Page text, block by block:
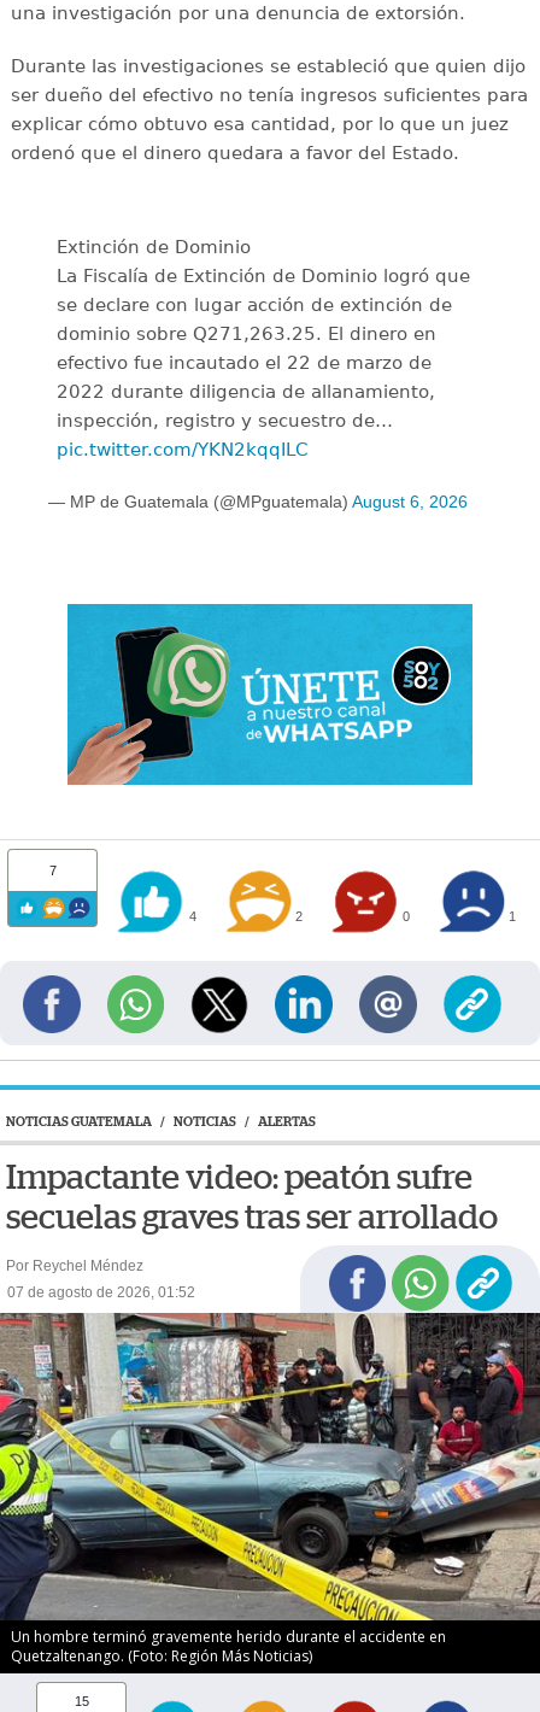
una investigación por una denuncia de extorsión.
Durante las investigaciones se estableció que quien dijo
ser dueño del efectivo no tenía ingresos suficientes para
explicar cómo obtuvo esa cantidad, por lo que un juez
ordenó que el dinero quedara a favor del Estado.
Extinción de Dominio
La Fiscalía de Extinción de Dominio logró que
se declare con lugar acción de extinción de
dominio sobre Q271,263.25. El dinero en
efectivo fue incautado el 22 de marzo de
2022 durante diligencia de allanamiento,
inspección, registro y secuestro de…
pic.twitter.com/YKN2kqqILC
— MP de Guatemala (@MPguatemala) August 6, 2026
7
4 2 0 1
NOTICIAS GUATEMALA / NOTICIAS / ALERTAS
Impactante video: peatón sufre
secuelas graves tras ser arrollado
Por Reychel Méndez
07 de agosto de 2026, 01:52
Un hombre terminó gravemente herido durante el accidente en
Quetzaltenango. (Foto: Región Más Noticias)
15